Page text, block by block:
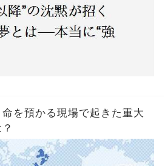
を預かる現場で起きた重大